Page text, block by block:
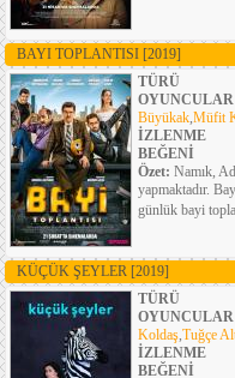
BAYI TOPLANTISI [2019]
TÜRÜ
OYUNCULAR
Büyükak,Müfit
İZLENME
BEĞENİ
Özet: Namık,
yapmaktadır.
günlük bayi
KÜÇÜK ŞEYLER [2019]
TÜRÜ
OYUNCULAR
Koldaş,Tuğçe
İZLENME
BEĞENİ